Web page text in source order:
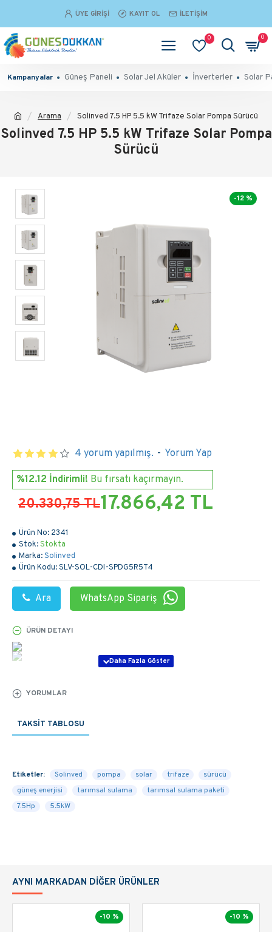
ÜYE GIRIŞI KAYIT OL İLETIŞIM
0 0
Kampanyalar Güneş Paneli Solar Jel Aküler İnverterler Solar
Arama Solinved 7.5 HP 5.5 kW Trifaze Solar Pompa Sürücü
Solinved 7.5 HP 5.5 kW Trifaze Solar Pompa
Sürücü
-12 %
Ürün No: 2341
Stok:Stokta
Marka:Solinved
Ürün Kodu:SLV-SOL-CDI-SPDG5R5T4
Ara WhatsApp Sipariş
4 yorum yapılmış. - Yorum Yap
%12.12 İndirimli! Bu fırsatı kaçırmayın.
20.330,75 TL17.866,42 TL
ÜRÜN DETAYI
YORUMLAR
TAKSIT TABLOSU
Etiketler: Solinved pompa solar trifaze
sürücü
güneş enerjisi
tarımsal sulama
tarımsal sulama paketi
7.5Hp
5.5kW
AYNI MARKADAN DIĞER ÜRÜNLER
-10 % -10 %